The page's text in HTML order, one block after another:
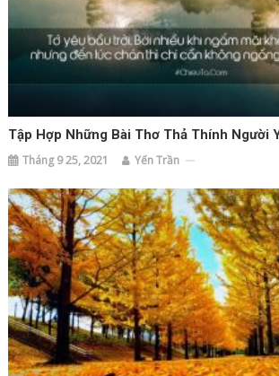
Tập Hợp Những Bài Thơ Thả Thính Người
Tháng 9 25, 2021 Yến Trần